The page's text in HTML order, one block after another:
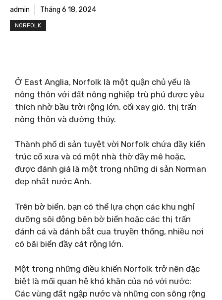
admin Tháng 6 18, 2024
NORFOLK
Ở East Anglia, Norfolk là một quận chủ yếu là
nông thôn với đất nông nghiệp trù phú được yêu
thích nhờ bầu trời rộng lớn, cối xay gió, thị trấn
nông thôn và đường thủy.
Thành phố di sản tuyệt vời Norfolk chứa đầy kiến ​​
trúc cổ xưa và có một nhà thờ đầy mê hoặc,
được đánh giá là một trong những di sản Norman
đẹp nhất nước Anh.
Trên bờ biển, bạn có thể lựa chọn các khu nghỉ
dưỡng sôi động bên bờ biển hoặc các thị trấn
đánh cá và đánh bắt cua truyền thống, nhiều nơi
có bãi biển đầy cát rộng lớn.
Một trong những điều khiến Norfolk trở nên đặc
biệt là mối quan hệ khó khăn của nó với nước:
Các vùng đất ngập nước và những con sông rộng